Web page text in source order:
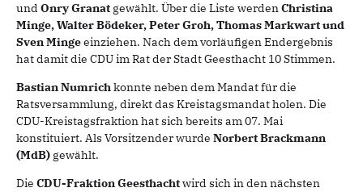
und Onry Granat gewählt. Über die Liste werdenChristina
Minge, Walter Bödeker, Peter Groh, Thomas Markwart und
Sven Mingeeinziehen. Nach dem vorläufigen Endergebnis
hat damit die CDU im Rat der Stadt Geesthacht 10 Stimmen.
Bastian Numrichkonnte neben dem Mandat für die
Ratsversammlung, direkt das Kreistagsmandat holen. Die
CDU-Kreistagsfraktion hat sich bereits am 07. Mai
konstituiert. Als Vorsitzender wurde Norbert Brackmann
(MdB) gewählt.
Die CDU-Fraktion Geesthachtwird sich in den nächsten